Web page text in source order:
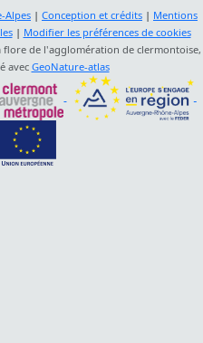
Alpes | Conception et crédits | Mentions
| Modifier les préférences de cookies
flore de l'agglomération de clermontoise,
avec GeoNature-atlas